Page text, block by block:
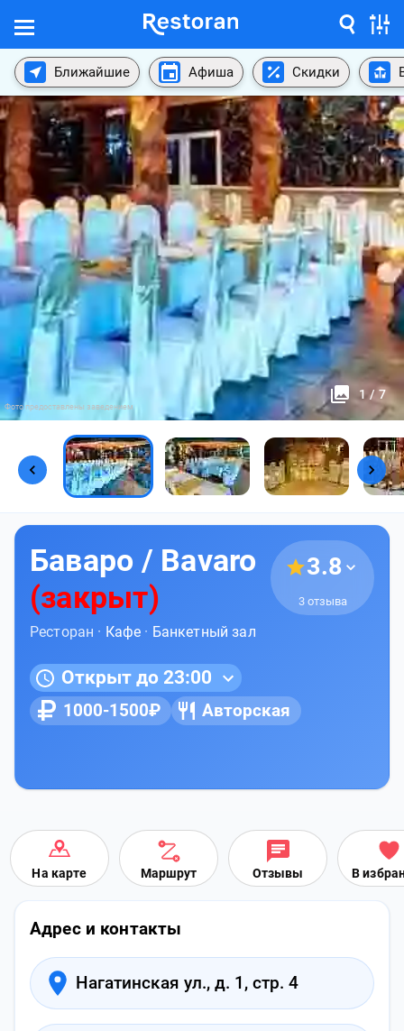
Ближайшие Афиша Скидки
1 / 7
Фото предоставлены заведением
Баваро / Bavaro
(закрыт)
3.8
3 отзыва
Ресторан · Кафе · Банкетный зал
Открыт до 23:00
1000-1500₽ Авторская
На карте Маршрут Отзывы В
Адрес и контакты
Нагатинская ул., д. 1, стр. 4